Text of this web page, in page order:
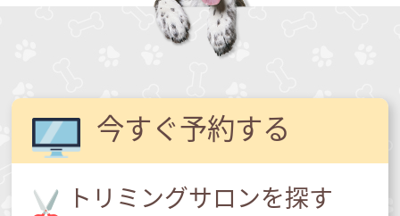
今すぐ予約する
トリミングサロンを探す